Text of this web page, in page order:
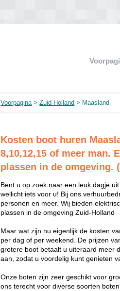
Voorpagina>Zuid-Holland > Maasland
Kosten boot huren
8,10,12,15 of meer man.
plassen in de omgeving.
Bent u op zoek naar een leuk dagje
wellicht iets voor u! Bij ons
personen en meer. Wij bieden
plassen in de omgeving Zuid-Holland
Maar wat zijn nu eigenlijk de kosten
per dag of per weekend. De prijzen
grotere boot betaalt u uiteraard meer
aan, zodat u voordelig kunt genieten
Onze boten zijn zeer geschikt voor
ons terecht voor diverse soorten